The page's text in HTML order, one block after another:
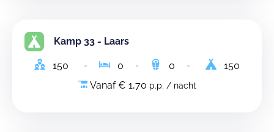
Kamp 33 - Laars
150 0 0
150
Vanaf € 1,70 p.p. / nacht